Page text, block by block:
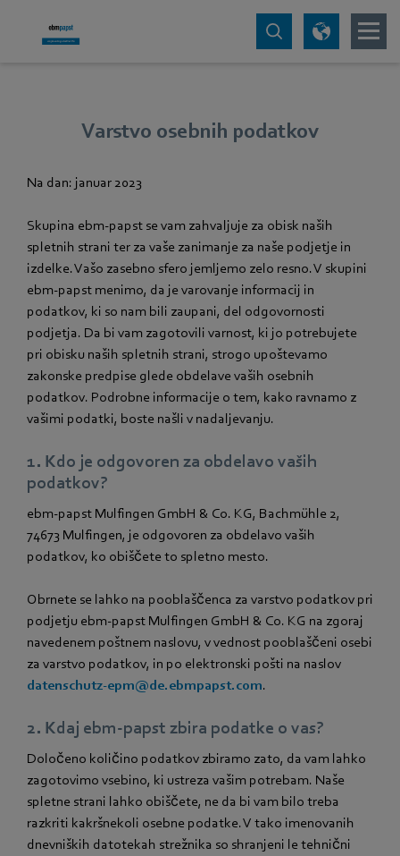
Varstvo osebnih podatkov
Na dan: januar 2023
Skupina ebm‑papst se vam zahvaljuje za obisk naših
spletnih strani ter za vaše zanimanje za naše podjetje in
izdelke. Vašo zasebno sfero jemljemo zelo resno. V skupini
ebm‑papst menimo, da je varovanje informacij in
podatkov, ki so nam bili zaupani, del odgovornosti
podjetja. Da bi vam zagotovili varnost, ki jo potrebujete
pri obisku naših spletnih strani, strogo upoštevamo
zakonske predpise glede obdelave vaših osebnih
podatkov. Podrobne informacije o tem, kako ravnamo z
vašimi podatki, boste našli v nadaljevanju.
1. Kdo je odgovoren za obdelavo vaših
podatkov?
ebm‑papst Mulfingen GmbH & Co. KG, Bachmühle 2,
74673 Mulfingen, je odgovoren za obdelavo vaših
podatkov, ko obiščete to spletno mesto.
Obrnete se lahko na pooblaščenca za varstvo podatkov pri
podjetju ebm‑papst Mulfingen GmbH & Co. KG na zgoraj
navedenem poštnem naslovu, v vednost pooblaščeni osebi
za varstvo podatkov, in po elektronski pošti na naslov
datenschutz-epm@de.ebmpapst.com.
2. Kdaj ebm‑papst zbira podatke o vas?
Določeno količino podatkov zbiramo zato, da vam lahko
zagotovimo vsebino, ki ustreza vašim potrebam. Naše
spletne strani lahko obiščete, ne da bi vam bilo treba
razkriti kakršnekoli osebne podatke. V tako imenovanih
dnevniških datotekah strežnika so shranjeni le tehnični